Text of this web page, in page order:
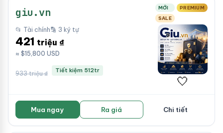
giu.vn MỚI
PREMIUM
SALE
📂 Tài chính🔡 3 ký tự
421 triệu ₫
≈ $15,800 USD
933 triệu ₫ Tiết kiệm 512tr
🤍
Mua ngay Ra giá Chi tiết